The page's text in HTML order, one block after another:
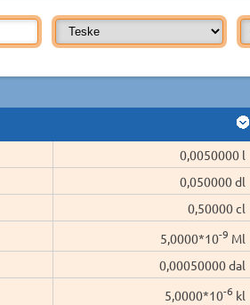
0,0050000 l
0,050000 dl
0,50000 cl
5,0000*10-9 Ml
0,00050000 dal
5,0000*10-6 kl